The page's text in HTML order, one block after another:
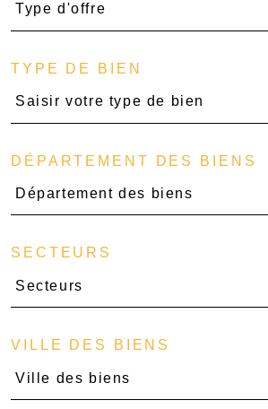
Type d'offre
TYPE DE BIEN
Saisir votre type de bien
DÉPARTEMENT DES BIENS
Département des biens
SECTEURS
Secteurs
VILLE DES BIENS
Ville des biens